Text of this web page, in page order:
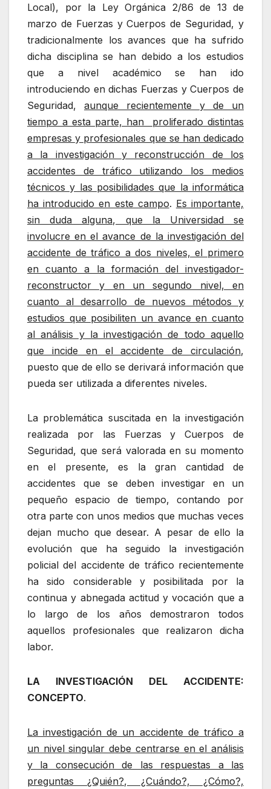
Local), por la Ley Orgánica 2/86 de 13 de
marzo de Fuerzas y Cuerpos de Seguridad, y
tradicionalmente los avances que ha sufrido
dicha disciplina se han debido a los estudios
que a nivel académico se han ido
introduciendo en dichas Fuerzas y Cuerpos de
Seguridad, aunque recientemente y de un
tiempo a esta parte, han proliferado distintas
empresas y profesionales que se han dedicado
a la investigación y reconstrucción de los
accidentes de tráfico utilizando los medios
técnicos y las posibilidades que la informática
ha introducido en este campo. Es importante,
sin duda alguna, que la Universidad se
involucre en el avance de la investigación del
accidente de tráfico a dos niveles, el primero
en cuanto a la formación del investigador-
reconstructor y en un segundo nivel, en
cuanto al desarrollo de nuevos métodos y
estudios que posibiliten un avance en cuanto
al análisis y la investigación de todo aquello
que incide en el accidente de circulación,
puesto que de ello se derivará información que
pueda ser utilizada a diferentes niveles.
La problemática suscitada en la investigación
realizada por las Fuerzas y Cuerpos de
Seguridad, que será valorada en su momento
en el presente, es la gran cantidad de
accidentes que se deben investigar en un
pequeño espacio de tiempo, contando por
otra parte con unos medios que muchas veces
dejan mucho que desear. A pesar de ello la
evolución que ha seguido la investigación
policial del accidente de tráfico recientemente
ha sido considerable y posibilitada por la
continua y abnegada actitud y vocación que a
lo largo de los años demostraron todos
aquellos profesionales que realizaron dicha
labor.
LA INVESTIGACIÓN DEL ACCIDENTE:
CONCEPTO.
La investigación de un accidente de tráfico a
un nivel singular debe centrarse en el análisis
y la consecución de las respuestas a las
preguntas ¿Quién?, ¿Cuándo?, ¿Cómo?,